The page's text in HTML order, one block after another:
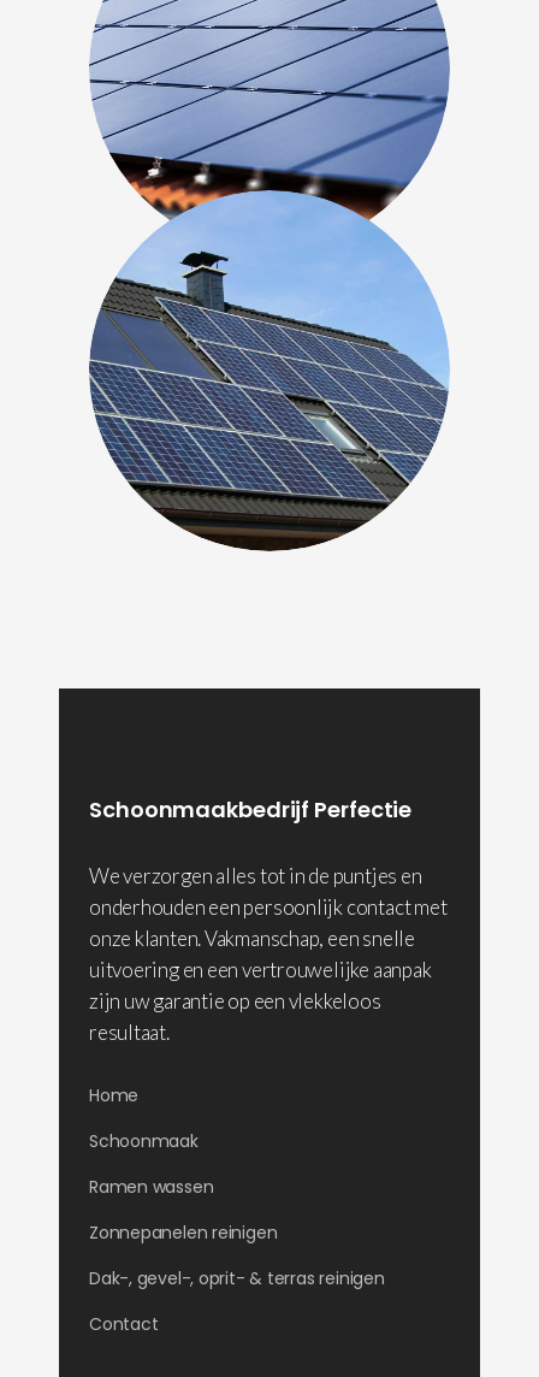
Schoonmaakbedrijf Perfectie
We verzorgen alles tot in de puntjes en
onderhouden een persoonlijk contact met
onze klanten. Vakmanschap, een snelle
uitvoering en een vertrouwelijke aanpak
zijn uw garantie op een vlekkeloos
resultaat.
Home
Schoonmaak
Ramen wassen
Zonnepanelen reinigen
Dak-, gevel-, oprit- & terras reinigen
Contact